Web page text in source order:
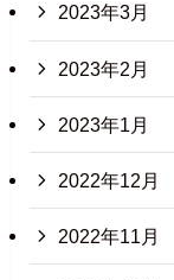
2023年3月
2023年2月
2023年1月
2022年12月
2022年11月